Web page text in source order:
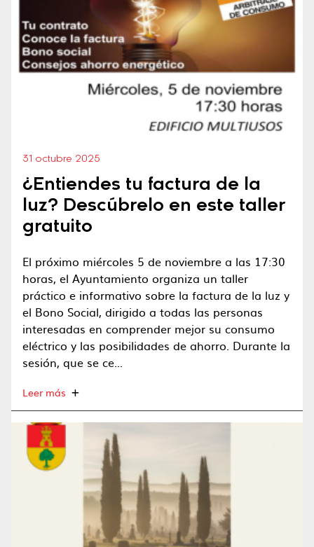
31 octubre 2025
¿Entiendes tu factura de la
luz? Descúbrelo en este taller
gratuito
El próximo miércoles 5 de noviembre a las 17:30
horas, el Ayuntamiento organiza un taller
práctico e informativo sobre la factura de la luz y
el Bono Social, dirigido a todas las personas
interesadas en comprender mejor su consumo
eléctrico y las posibilidades de ahorro. Durante la
sesión, que se ce...
Leer más